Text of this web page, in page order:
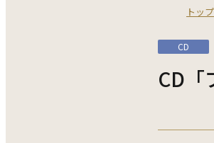
コンサート情報
チケット購入
楽団について
社会貢献
東響会員
トップ
CD
CD「